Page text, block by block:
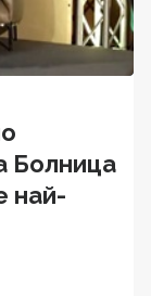
Болница
най-